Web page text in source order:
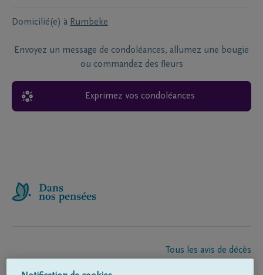
Domicilié(e) à Rumbeke
Envoyez un message de condoléances, allumez une bougie
ou commandez des fleurs
Exprimez vos condoléances
Tous les avis de décès